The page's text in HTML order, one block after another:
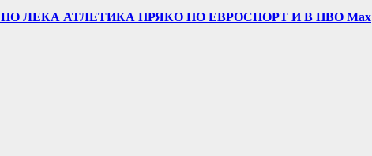
ПО ЛЕКА АТЛЕТИКА ПРЯКО ПО ЕВРОСПОРТ И В НВО Мах